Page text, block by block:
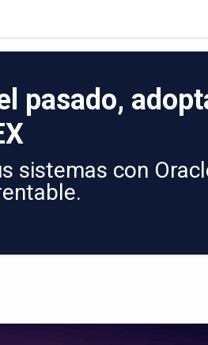
pasado,
sistemas con